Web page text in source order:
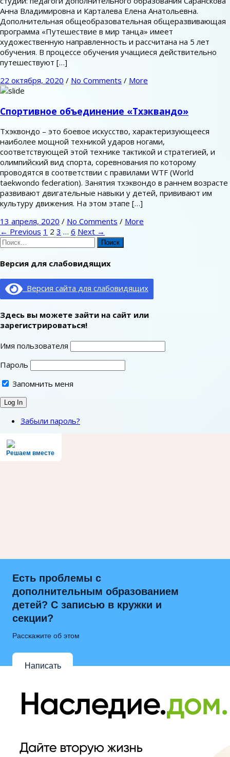
Анна Владимировна и Карталева Елена Анатольевна.
Дополнительная общеобразовательная общеразвивающая
программа «Путешествие в мир танца» имеет
художественную направленность и рассчитана на 5 лет
обучения. В процессе обучения учащиеся действительно
путешествуют […]
22 октября, 2020 / No Comments / More
Спортивное объединение «Тхэквандо»
Тхэквондо – это боевое искусство, характеризующееся
наиболее мощной техникой ударов ногами,
соответствующей этой технике тактикой и стратегией, и
олимпийский вид спорта, соревнования по которому
проводятся в соответствии с правилами WTF (World
taekwondo federation). Занятия тхэквондо в раннем возрасте
развивают двигательные навыки у детей, прививают им
культуру движения. На этом этапе […]
13 апреля, 2020 / No Comments / More
← Previous 1 2 3 … 6 Next →
Найти:
Версия для слабовидящих
Версия сайта для слабовидящих
Здесь вы можете зайти на сайт или
зарегистрироваться!
Имя пользователя
Пароль
Запомнить меня
Забыли пароль?
Решаем вместе
Есть проблемы с
дополнительным образованием
детей? С записью в кружки и
секции?
Расскажите об этом
Написать